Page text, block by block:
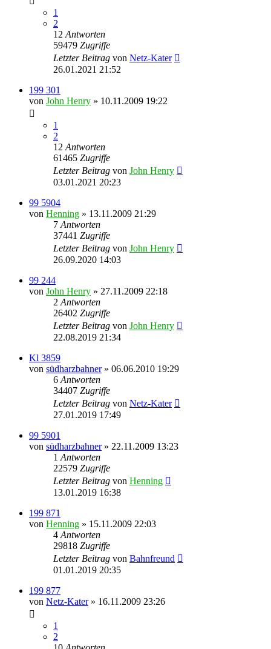
1
2
12 Antworten
59479 Zugriffe
Letzter Beitrag von Netz-Kater
26.01.2021 21:52
199 301
von John Henry » 10.11.2009 19:22
1
2
12 Antworten
61465 Zugriffe
Letzter Beitrag von John Henry
03.01.2021 20:23
99 5904
von Henning » 13.11.2009 21:29
7 Antworten
37441 Zugriffe
Letzter Beitrag von John Henry
26.09.2020 14:03
99 244
von John Henry » 27.11.2009 22:18
2 Antworten
26402 Zugriffe
Letzter Beitrag von John Henry
22.08.2019 21:34
Kl 3859
von südharzbahner» 06.06.2010 19:29
6 Antworten
34407 Zugriffe
Letzter Beitrag von Netz-Kater
27.01.2019 17:49
99 5901
von südharzbahner» 22.11.2009 13:23
1 Antworten
22579 Zugriffe
Letzter Beitrag von Henning
13.01.2019 16:38
199 871
von Henning » 15.11.2009 22:03
4 Antworten
29818 Zugriffe
Letzter Beitrag von Bahnfreund
01.01.2019 20:35
199 877
von Netz-Kater» 16.11.2009 23:26
1
2